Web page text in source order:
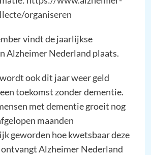
organiseren
vindt de jaarlijkse
Alzheimer Nederland plaats.
ook dit jaar weer geld
toekomst zonder dementie.
met dementie groeit nog
maanden
geworden hoe kwetsbaar deze
ontvangt Alzheimer Nederland